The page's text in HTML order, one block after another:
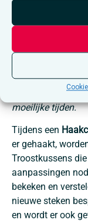
kussentje om vast
en te knuffelen,
praten, in te
liggen, of lekker
te vallen. Een lief
met een gezichtje
kleurtjes. Een
moeilijke tijden.
Tijdens een
er gehaakt,
Troostkussens
aanpassingen
bekeken en
nieuwe steken
en wordt er ook